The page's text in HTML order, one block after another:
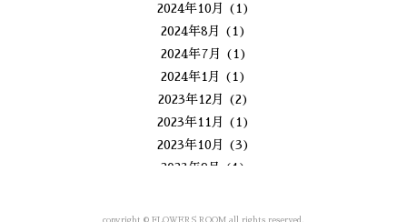
2024年10月
(1)
2024年8月
(1)
2024年7月
(1)
2024年1月
(1)
2023年12月
(2)
2023年11月
(1)
2023年10月
(3)
2023年9月
(1)